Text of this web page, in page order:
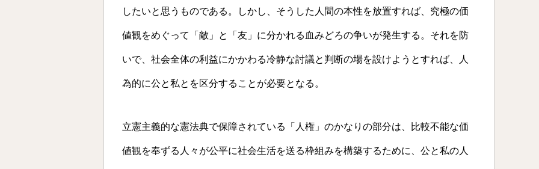
したいと思うものである。しかし、そうした人間の本性を放置すれば、究極の価
値観をめぐって「敵」と「友」に分かれる血みどろの争いが発生する。それを防
いで、社会全体の利益にかかわる冷静な討議と判断の場を設けようとすれば、人
為的に公と私とを区分することが必要となる。
立憲主義的な憲法典で保障されている「人権」のかなりの部分は、比較不能な価
値観を奉ずる人々が公平に社会生活を送る枠組みを構築するために、公と私の人